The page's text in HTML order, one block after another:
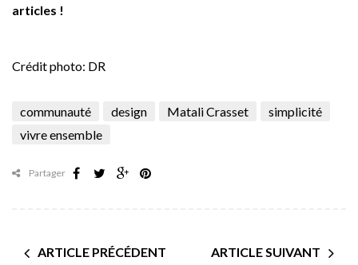
articles !
Crédit photo: DR
communauté design Matali Crasset
simplicité
vivre ensemble
Partager
ARTICLE PRÉCÉDENT ARTICLE SUIVANT